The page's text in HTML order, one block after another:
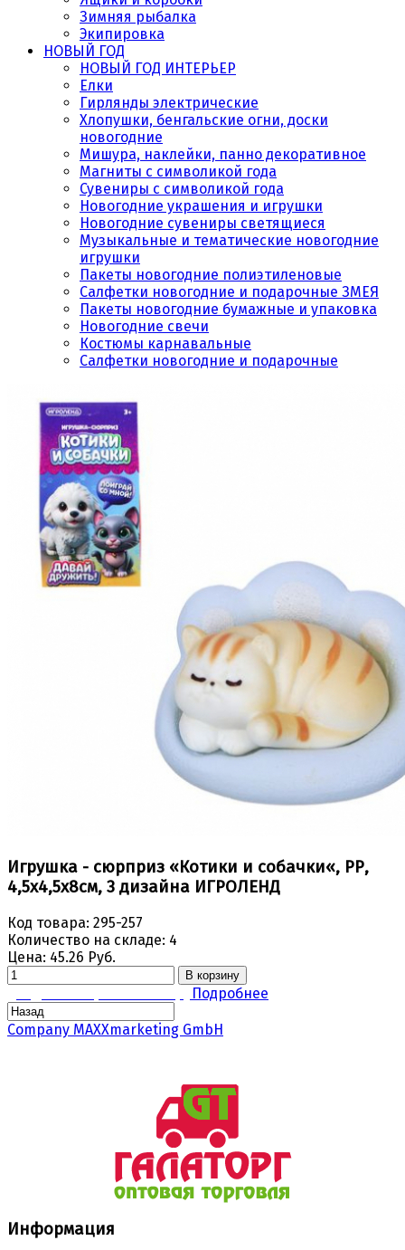
Зимняя рыбалка
Экипировка
НОВЫЙ ГОД
НОВЫЙ ГОД ИНТЕРЬЕР
Елки
Гирлянды электрические
Хлопушки, бенгальские огни, доски
новогодние
Мишура, наклейки, панно декоративное
Магниты с символикой года
Сувениры с символикой года
Новогодние украшения и игрушки
Новогодние сувениры светящиеся
Музыкальные и тематические новогодние
игрушки
Пакеты новогодние полиэтиленовые
Салфетки новогодние и подарочные ЗМЕЯ
Пакеты новогодние бумажные и упаковка
Новогодние свечи
Костюмы карнавальные
Салфетки новогодние и подарочные
Игрушка - сюрприз «Котики и собачки«, РР,
4,5х4,5х8см, 3 дизайна ИГРОЛЕНД
Код товара: 295-257
Количество на складе: 4
Цена: 45.26 Руб.
В корзину
Подробнее
Company MAXXmarketing GmbH
Информация